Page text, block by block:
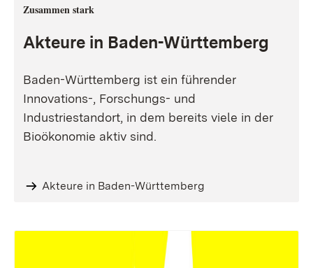
Zusammen stark
Akteure in Baden-Württemberg
Baden-Württemberg ist ein führender
Innovations-, Forschungs- und
Industriestandort, in dem bereits viele in der
Bioökonomie aktiv sind.
Akteure in Baden-Württemberg